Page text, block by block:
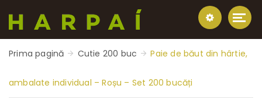
Prima pagină Cutie 200 buc Paie de băut din hârtie,
ambalate individual – Roșu – Set 200 bucăți